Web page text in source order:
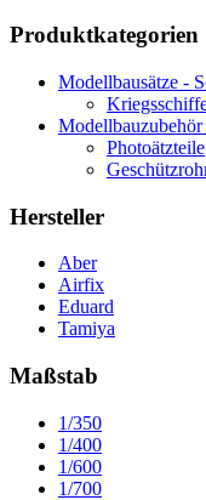
Produktkategorien
Modellbausätze -
Photoätzteile
Hersteller
Aber
Airfix
Eduard
Tamiya
Maßstab
1/350
1/400
1/600
1/700